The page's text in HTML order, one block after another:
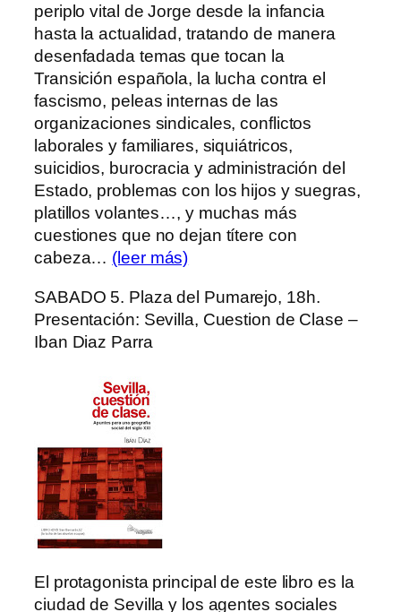
periplo vital de Jorge desde la infancia
hasta la actualidad, tratando de manera
desenfadada temas que tocan la
Transición española, la lucha contra el
fascismo, peleas internas de las
organizaciones sindicales, conflictos
laborales y familiares, siquiátricos,
suicidios, burocracia y administración del
Estado, problemas con los hijos y suegras,
platillos volantes…, y muchas más
cuestiones que no dejan títere con
cabeza… (leer más)
SABADO 5. Plaza del Pumarejo, 18h.
Presentación: Sevilla, Cuestion de Clase –
Iban Diaz Parra
El protagonista principal de este libro es la
ciudad de Sevilla y los agentes sociales